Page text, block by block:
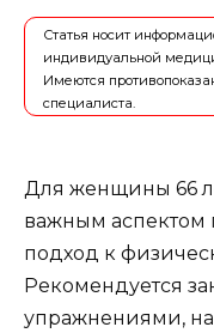
Статья носит
индивидуальной
Имеются
специалиста.
Для женщины 66
важным аспектом
подход к
Рекомендуется
упражнениями,